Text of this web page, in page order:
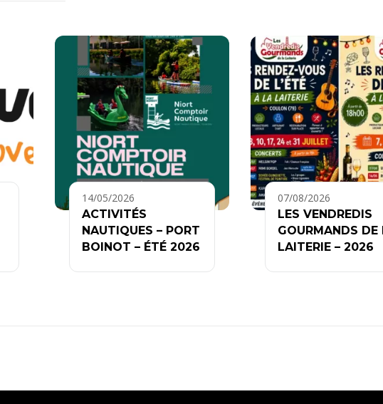
14/05/2026
ACTIVITÉS
NAUTIQUES – PORT
BOINOT – ÉTÉ 2026
07/08/2026
LES VENDREDIS
GOURMANDS DE
LAITERIE – 2026